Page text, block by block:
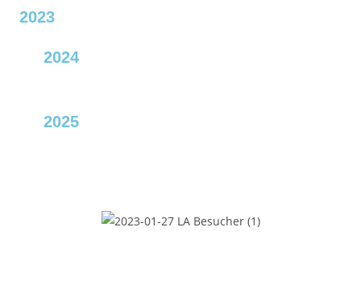
2023
2024
2025